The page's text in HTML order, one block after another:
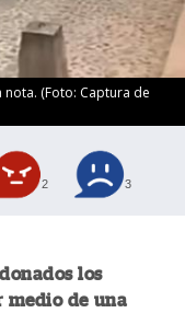
(Foto: Captura de
2 3
los
medio de una